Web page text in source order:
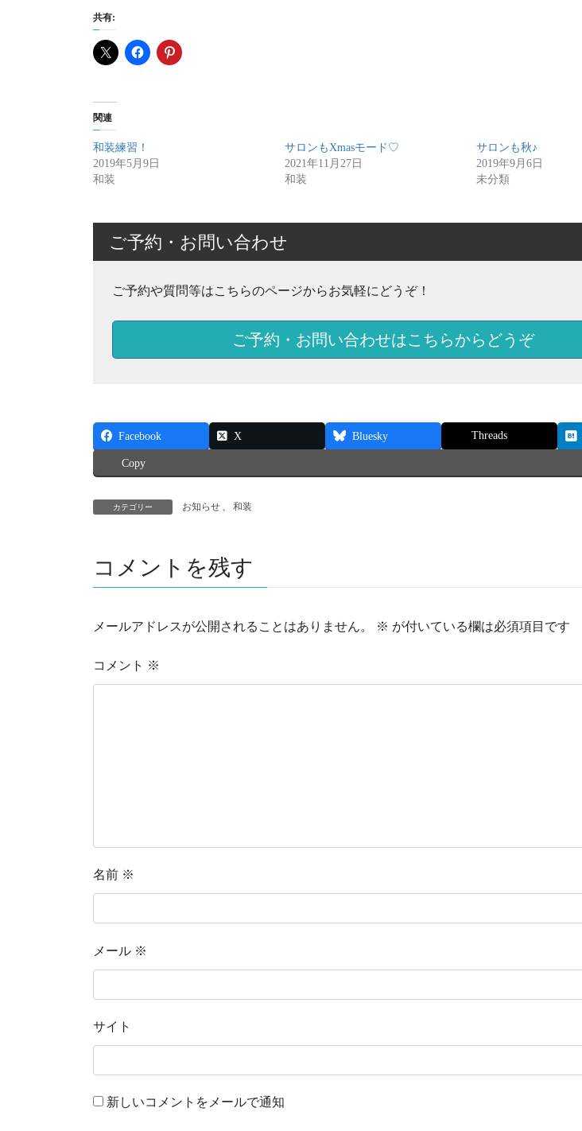
共有:
関連
和装練習！
2019年5月9日
和装
サロンもXmasモード♡
2021年11月27日
和装
サロンも秋♪
2019年9月6日
未分類
ご予約・お問い合わせ
ご予約や質問等はこちらのページからお気軽にどうぞ！
ご予約・お問い合わせはこちらからどうぞ
Facebook X Bluesky Threads
Copy
カテゴリー お知らせ 、 和装
コメントを残す
メールアドレスが公開されることはありません。 ※ が付いている欄は必須項目です
コメント ※
名前 ※
メール ※
サイト
新しいコメントをメールで通知